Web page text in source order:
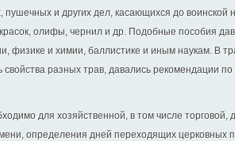
пушечных и других дел, касающихся до воинской
олифы, чернил и др. Подобные пособия
физике и химии, баллистике и иным наукам. В
свойства разных трав, давались рекомендации
для хозяйственной, в том числе торговой,
определения дней переходящих церковных